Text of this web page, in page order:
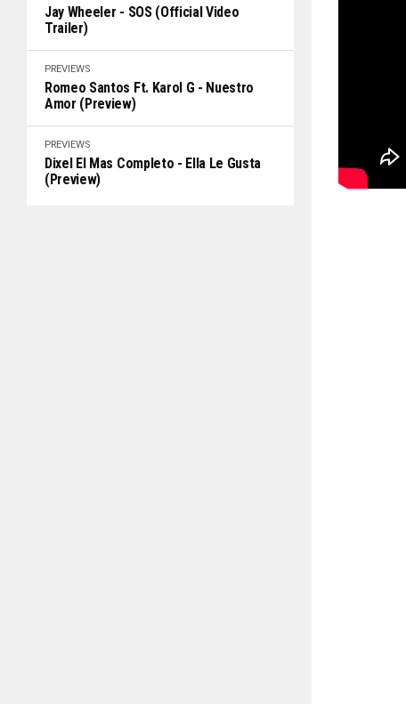
Jay Wheeler - SOS (Official Video
Trailer)
PREVIEWS
Romeo Santos Ft. Karol G - Nuestro
Amor (Preview)
PREVIEWS
Dixel El Mas Completo - Ella Le Gusta
(Preview)